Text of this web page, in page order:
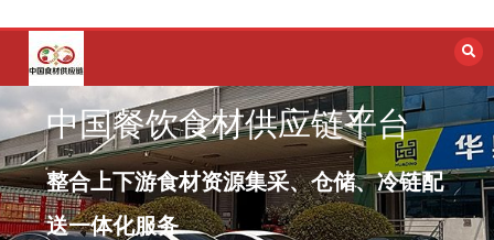
容
中国餐饮食材供应链平台
整合上下游食材资源集采、仓储、冷链配
送一体化服务